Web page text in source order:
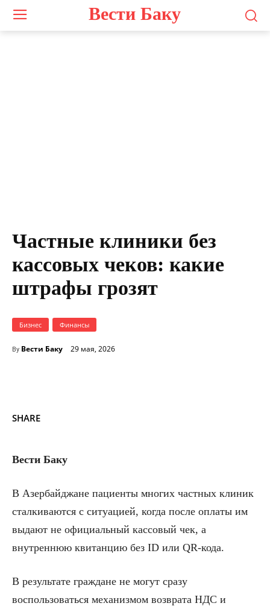
Вести Баку
Частные клиники без
кассовых чеков: какие
штрафы грозят
Бизнес Финансы
By Вести Баку 29 мая, 2026
SHARE
Вести Баку
В Азербайджане пациенты многих частных клиник
сталкиваются с ситуацией, когда после оплаты им
выдают не официальный кассовый чек, а
внутреннюю квитанцию без ID или QR-кода.
В результате граждане не могут сразу
воспользоваться механизмом возврата НДС и